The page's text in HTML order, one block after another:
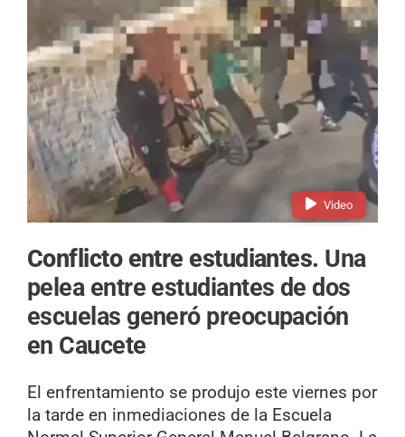
Video
Conflicto entre estudiantes. Una
pelea entre estudiantes de dos
escuelas generó preocupación
en Caucete
El enfrentamiento se produjo este viernes por
la tarde en inmediaciones de la Escuela